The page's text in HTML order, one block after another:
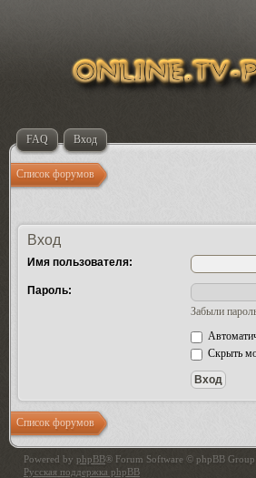
FAQ Вход
Список форумов
Вход
Имя пользователя:
Пароль:
Забыли
Скрыть
Список форумов
Powered by phpBB® Forum Software © phpBB Group
Русская поддержка phpBB